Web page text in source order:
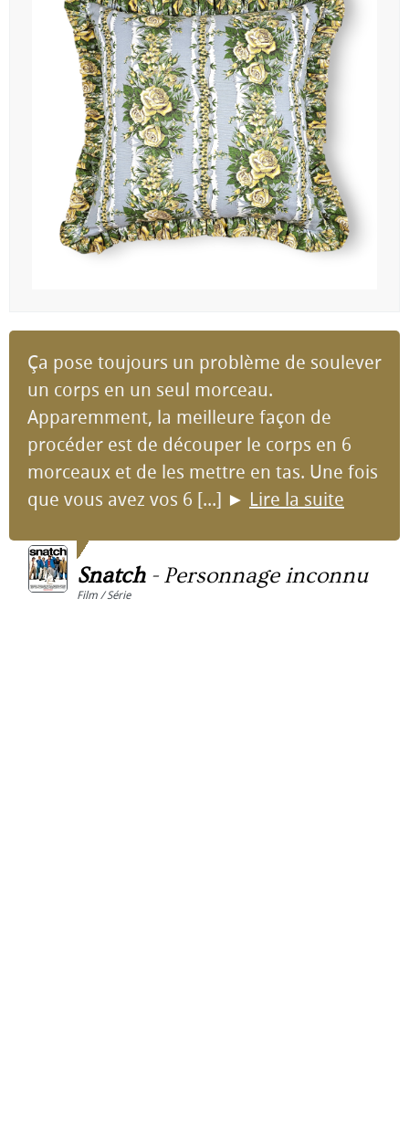
Ça pose toujours un problème de soulever
un corps en un seul morceau.
Apparemment, la meilleure façon de
procéder est de découper le corps en 6
morceaux et de les mettre en tas. Une fois
que vous avez vos 6 [...] ► Lire la suite
Snatch- Personnage inconnu
Film / Série